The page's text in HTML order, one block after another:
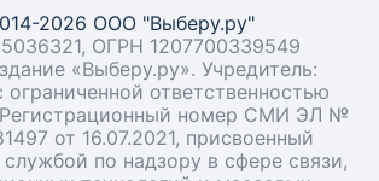
2026 ООО "Выберу.ру"
ОГРН 1207700339549
«Выберу.ру». Учредитель:
ответственностью
Регистрационный номер СМИ ЭЛ №
от 16.07.2021, присвоенный
по надзору в сфере связи,